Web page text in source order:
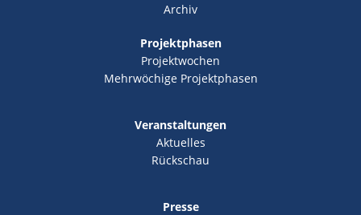
Archiv
Projektphasen
Projektwochen
Mehrwöchige Projektphasen
Veranstaltungen
Aktuelles
Rückschau
Presse